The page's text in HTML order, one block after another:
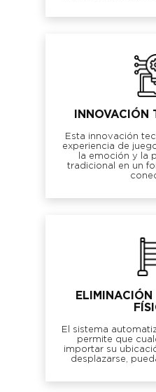
INNOVACIÓN
Esta innovación
experiencia de
la emoción y la
tradicional en un
ELIMINACIÓN
El sistema
permite que
importar su
desplazarse,